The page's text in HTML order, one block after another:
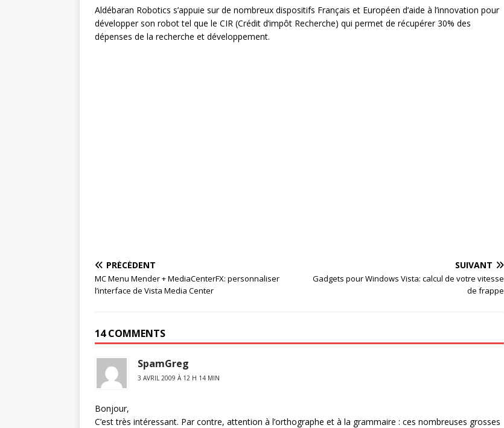
Aldébaran Robotics s’appuie sur de nombreux dispositifs Français et Européen d’aide à l’innovation pour
développer son robot tel que le CIR (Crédit d’impôt Recherche) qui permet de récupérer 30% des
dépenses de la recherche et développement.
PRÉCÉDENT
MC Menu Mender + MediaCenterFX: personnaliser
l’interface de Vista Media Center
SUIVANT
Gadgets pour Windows Vista: calcul de votre vitesse
de frappe
14 COMMENTS
SpamGreg
3 AVRIL 2009 À 12 H 14 MIN
Bonjour,
C’est très intéressant. Par contre, attention à l’orthographe et à la grammaire : ces nombreuses grosses